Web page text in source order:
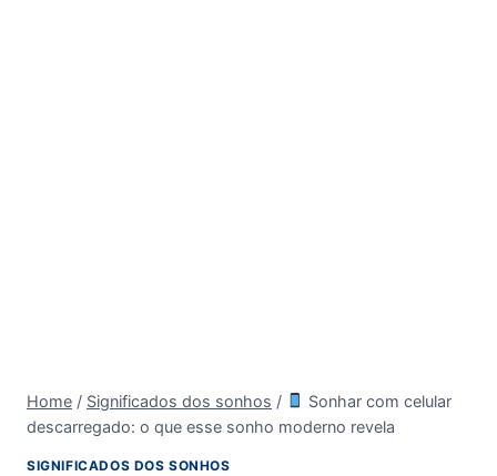
Home / Significados dos sonhos /
Sonhar com celular
descarregado: o que esse sonho moderno revela
SIGNIFICADOS DOS SONHOS